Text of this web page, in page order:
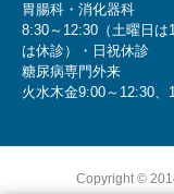
胃腸科・消化器科
8:30～12:30（土曜日
は休診）・日祝休診
糖尿病専門外来
火水木金9:00～12:30、
Copyright ©